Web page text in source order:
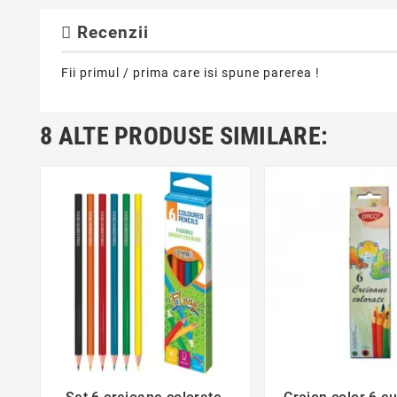
Recenzii
Fii primul / prima care isi spune parerea !
8 ALTE PRODUSE SIMILARE:
favorite_border favorite_border